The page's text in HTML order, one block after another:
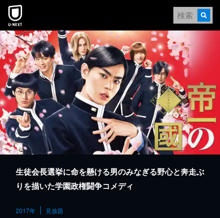
本文へスキップ
生徒会長選挙に命を懸ける男のみなぎる野心と奔走ぶ
りを描いた学園政権闘争コメディ
2017年 見放題